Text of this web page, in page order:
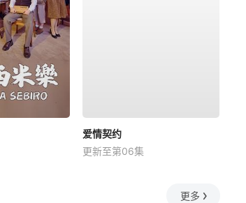
爱情契约
更新至第06集
更多